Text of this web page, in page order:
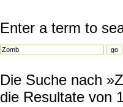
Enter a term to
Die Suche nach
die Resultate von